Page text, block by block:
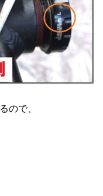
ので、